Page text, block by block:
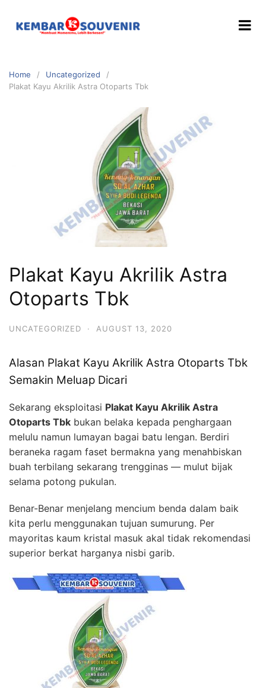
Home
Uncategorized
Plakat Kayu Akrilik Astra Otoparts Tbk
Plakat Kayu Akrilik Astra
Otoparts Tbk
UNCATEGORIZED · AUGUST 13, 2020
Alasan Plakat Kayu Akrilik Astra Otoparts Tbk
Semakin Meluap Dicari
Sekarang eksploitasi Plakat Kayu Akrilik Astra
Otoparts Tbk bukan belaka kepada penghargaan
melulu namun lumayan bagai batu lengan. Berdiri
beraneka ragam faset bermakna yang menahbiskan
buah terbilang sekarang trengginas — mulut bijak
selama potong pukulan.
Benar-Benar menjelang mencium benda dalam baik
kita perlu menggunakan tujuan sumurung. Per
mayoritas kaum kristal masuk akal tidak rekomendasi
superior berkat harganya nisbi garib.